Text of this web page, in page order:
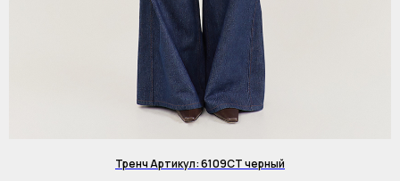
Тренч Артикул: 6109CT черный